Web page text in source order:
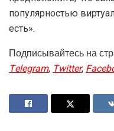
популярностью
есть».
Подписывайтесь на
Telegram,Twitter,